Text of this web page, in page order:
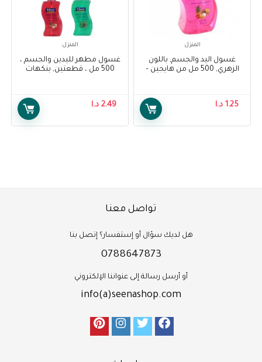
المنزل
غسول اليد والجسم, باللون
الزهري, 500 مل من هايجين –
1.25 د.ا
المنزل
غسول مطهر لليدين والجسم ،
500 مل ، قطعتين, بنكهات
500 Ml, 2 Pieces, Assorted
2.49 د.ا
تواصل معنا
هل لديك سؤال أو إستفسار؟ إتصل بنا
0788647873
أو أرسل رسالة إلى عنواننا الإلكتروني
info(a)seenashop.com